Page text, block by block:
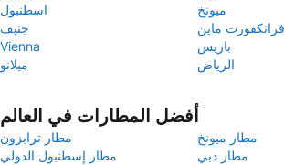
اسطنبول
ميونخ
جنيف
فرانكفورت ماين
Vienna
باريس
ميلانو
الرياض
أفضل المطارات في العالم
مطار ترابزون
مطار ميونخ
مطار إسطنبول الدولي
مطار دبي